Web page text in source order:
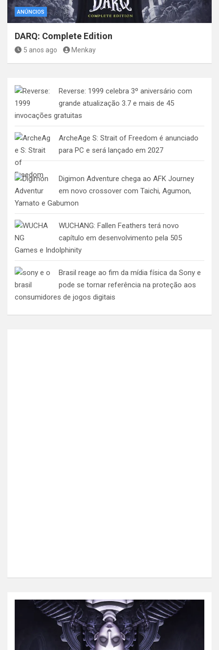
ANÚNCIOS
DARQ: Complete Edition
5 anos ago Menkay
Reverse: 1999 celebra 3º aniversário com
grande atualização 3.7 e mais de 45
invocações gratuitas
ArcheAge S: Strait of Freedom é anunciado
para PC e será lançado em 2027
Digimon Adventure chega ao AFK Journey
em novo crossover com Taichi, Agumon,
Yamato e Gabumon
WUCHANG: Fallen Feathers terá novo
capítulo em desenvolvimento pela 505
Games e Indolphinity
Brasil reage ao fim da mídia física da Sony e
pode se tornar referência na proteção aos
consumidores de jogos digitais